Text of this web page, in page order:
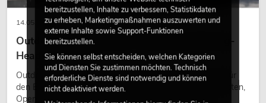
14.05.2026
Outdoor Moving-Heads: Wetterfeste Moving-
Heads bei Events
Outdoor Moving-Heads sind bewegliche Scheinwerfer für
den Einsatz im Freien. Sie werden bei Festivals, Stadtfesten,
Open-Air-Konzerten, Architekturinszenierungen und
bereitzustellen, Inhalte zu verbessern, Statistikdaten
zu erheben, Marketingmaßnahmen auszuwerten und
externe Inhalte sowie Support-Funktionen
bereitzustellen.
Sie können selbst entscheiden, welchen Kategorien
und Diensten Sie zustimmen möchten. Technisch
erforderliche Dienste sind notwendig und können
nicht deaktiviert werden.